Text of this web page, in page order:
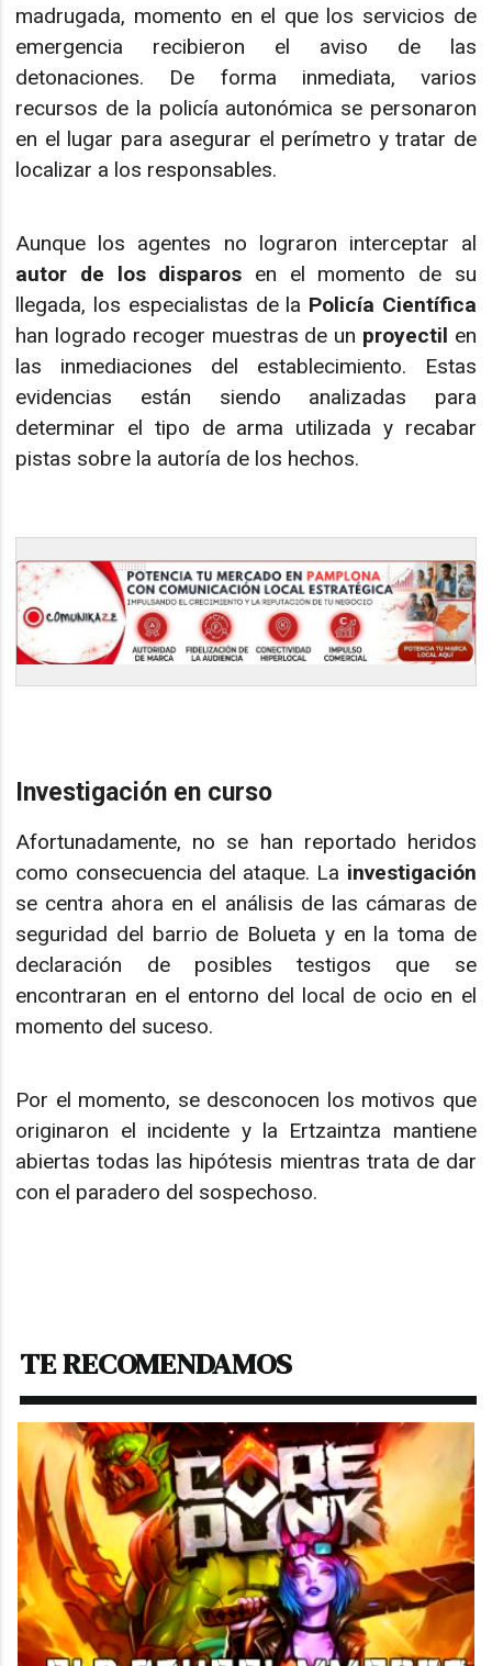
madrugada, momento en el que los servicios de
emergencia recibieron el aviso de las
detonaciones. De forma inmediata, varios
recursos de la policía autonómica se personaron
en el lugar para asegurar el perímetro y tratar de
localizar a los responsables.
Aunque los agentes no lograron interceptar al
autor de los disparos en el momento de su
llegada, los especialistas de la Policía Científica
han logrado recoger muestras de un proyectil en
las inmediaciones del establecimiento. Estas
evidencias están siendo analizadas para
determinar el tipo de arma utilizada y recabar
pistas sobre la autoría de los hechos.
Investigación en curso
Afortunadamente, no se han reportado heridos
como consecuencia del ataque. La investigación
se centra ahora en el análisis de las cámaras de
seguridad del barrio de Bolueta y en la toma de
declaración de posibles testigos que se
encontraran en el entorno del local de ocio en el
momento del suceso.
Por el momento, se desconocen los motivos que
originaron el incidente y la Ertzaintza mantiene
abiertas todas las hipótesis mientras trata de dar
con el paradero del sospechoso.
TE RECOMENDAMOS